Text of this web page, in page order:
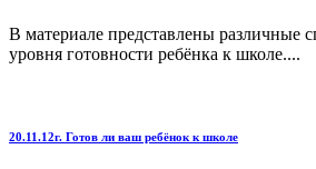
В материале представлены различные
уровня готовности ребёнка к школе....
20.11.12г. Готов ли ваш ребёнок к школе